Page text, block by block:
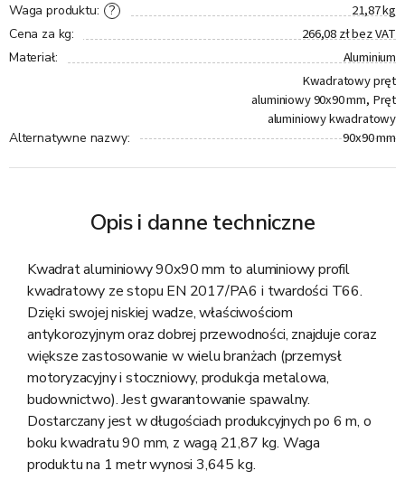
?
Waga produktu: 21,87 kg
Cena za kg: 266,08 zł bez VAT
Materiał: Aluminium
Alternatywne nazwy:
Kwadratowy pręt
aluminiowy 90x90 mm, Pręt
aluminiowy kwadratowy
90x90 mm
Opis i danne techniczne
Kwadrat aluminiowy 90x90 mm to aluminiowy profil
kwadratowy ze stopu EN 2017/PA6 i twardości T66.
Dzięki swojej niskiej wadze, właściwościom
antykorozyjnym oraz dobrej przewodności, znajduje coraz
większe zastosowanie w wielu branżach (przemysł
motoryzacyjny i stoczniowy, produkcja metalowa,
budownictwo). Jest gwarantowanie spawalny.
Dostarczany jest w długościach produkcyjnych po 6 m, o
boku kwadratu 90 mm, z wagą 21,87 kg. Waga
produktu na 1 metr wynosi 3,645 kg.